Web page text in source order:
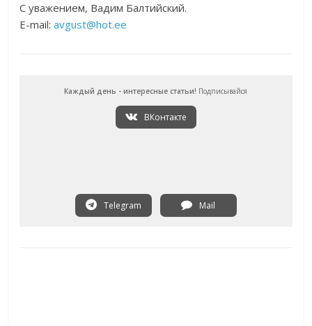
С уважением, Вадим Балтийский.
E-mail:avgust@hot.ee
Каждый день - интересные статьи! Подписывайся
ВКонтакте
Telegram Mail